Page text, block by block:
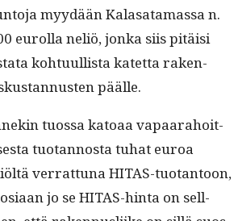
myy­dään Kalasa­ta­mas­sa n.
eurol­la neliö, jon­ka siis pitäisi
kohtu­ullista katet­ta raken­
päälle.
tuos­sa katoaa vapaara­hoit­
tuotan­nos­ta tuhat euroa
ver­rat­tuna HITAS-tuotan­toon,
jo se HITAS-hin­ta on sel­l­